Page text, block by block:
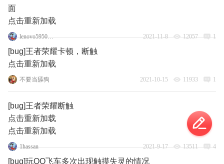
面
点击重新加载
lenovo59508615 2021-11-8 12057 1
[bug]王者荣耀卡顿，断触
点击重新加载
不要当舔狗 2021-10-15 11933 1
[bug]王者荣耀断触
点击重新加载
点击重新加载
1hassan 2021-9-17 13511 4
[bug]玩QQ飞车多次出现触摸失灵的情况